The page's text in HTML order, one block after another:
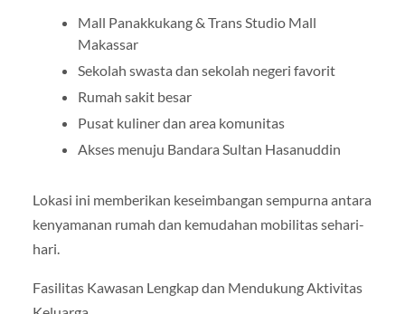
Mall Panakkukang & Trans Studio Mall
Makassar
Sekolah swasta dan sekolah negeri favorit
Rumah sakit besar
Pusat kuliner dan area komunitas
Akses menuju Bandara Sultan Hasanuddin
Lokasi ini memberikan keseimbangan sempurna antara
kenyamanan rumah dan kemudahan mobilitas sehari-
hari.
Fasilitas Kawasan Lengkap dan Mendukung Aktivitas